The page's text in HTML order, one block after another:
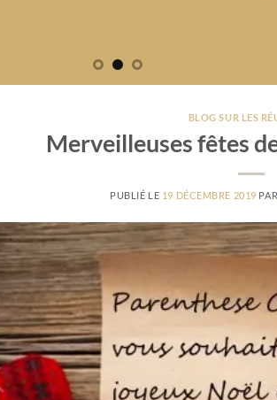
BLOG SUR LES
Merveilleuses fêtes
PUBLIÉ LE 19 DÉCEMBRE 2019 PAR